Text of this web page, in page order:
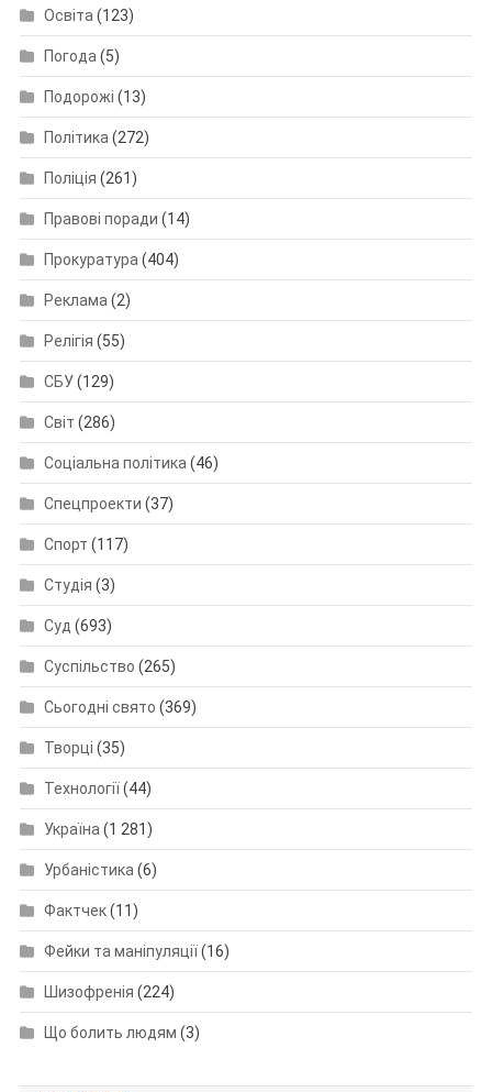
Освіта(123)
Погода(5)
Подорожі (13)
Політика(272)
Поліція (261)
Правові поради (14)
Прокуратура(404)
Реклама(2)
Релігія (55)
СБУ(129)
Світ (286)
Соціальна політика(46)
Спецпроекти (37)
Спорт (117)
Студія (3)
Суд (693)
Суспільство (265)
Сьогодні свято (369)
Творці (35)
Технології(44)
Україна(1 281)
Урбаністика(6)
Фактчек(11)
Фейки та маніпуляції(16)
Шизофренія (224)
Що болить людям (3)